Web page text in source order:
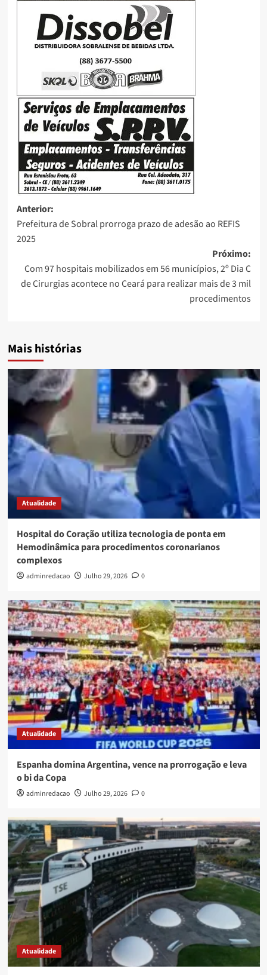
Anterior:
Prefeitura de Sobral prorroga prazo de adesão ao REFIS
2025
Próximo:
Com 97 hospitais mobilizados em 56 municípios, 2º Dia C
de Cirurgias acontece no Ceará para realizar mais de 3 mil
procedimentos
Mais histórias
Atualidade
Hospital do Coração utiliza tecnologia de ponta em
Hemodinâmica para procedimentos coronarianos
complexos
adminredacao Julho 29, 2026 0
Atualidade
Espanha domina Argentina, vence na prorrogação e leva
o bi da Copa
adminredacao Julho 29, 2026 0
Atualidade